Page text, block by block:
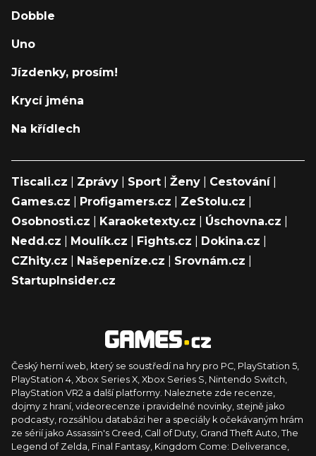
Dobble
Uno
Jízdenky, prosím!
Krycí jména
Na křídlech
Tiscali.cz Zprávy Sport Ženy Cestování|
Games.cz
Profigamers.cz ZeStolu.cz
Osobnosti.cz
Karaoketexty.cz Úschovna.cz
Nedd.cz
Moulík.cz Fights.cz Dokina.cz
CZhity.cz
Našepeníze.cz Srovnám.cz
StartupInsider.cz
Český herní web, který se soustředí na hry pro PC, PlayStation 5,
PlayStation 4, Xbox Series X, Xbox Series S, Nintendo Switch,
PlayStation VR2 a další platformy. Naleznete zde recenze,
dojmy z hraní, videorecenze i pravidelné novinky, stejně jako
podcasty, rozsáhlou databázi her a speciály k očekávaným hrám
ze sérií jako Assassin's Creed, Call of Duty, Grand Theft Auto, The
Legend of Zelda, Final Fantasy, Kingdom Come: Deliverance,